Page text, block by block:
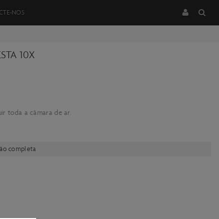
NOS
10X
toda a câmara de ar.
completa